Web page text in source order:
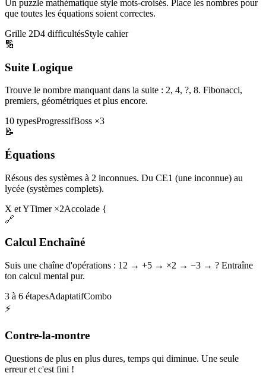
Un puzzle mathématique style mots-croisés. Place les nombres pour
que toutes les équations soient correctes.
Grille 2D4 difficultésStyle cahier
🔢
Suite Logique
Trouve le nombre manquant dans la suite : 2, 4, ?, 8. Fibonacci,
premiers, géométriques et plus encore.
10 typesProgressifBoss ×3
📝
Équations
Résous des systèmes à 2 inconnues. Du CE1 (une inconnue) au
lycée (systèmes complets).
X et YTimer ×2Accolade {
🔗
Calcul Enchaîné
Suis une chaîne d'opérations : 12 → +5 → ×2 → −3 → ? Entraîne
ton calcul mental pur.
3 à 6 étapesAdaptatifCombo
⚡
Contre-la-montre
Questions de plus en plus dures, temps qui diminue. Une seule
erreur et c'est fini !